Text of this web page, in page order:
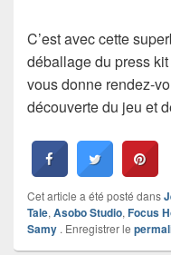
C’est avec cette
déballage du press kit
vous donne rendez-
découverte du jeu et
Cet article a été posté dans
Tale, Asobo Studio, Focus
Samy . Enregistrer le